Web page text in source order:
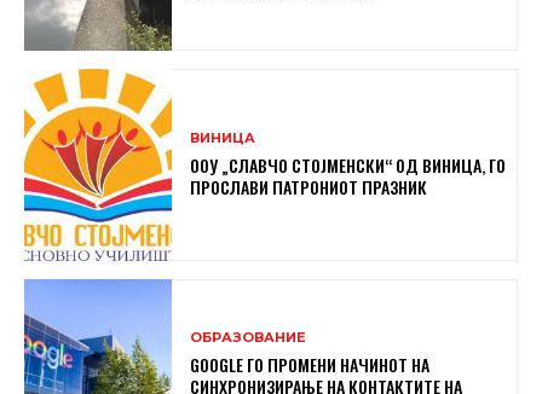
ВИНИЦА
ООУ „СЛАВЧО СТОЈМЕНСКИ“ ОД ВИНИЦА, ГО
ПРОСЛАВИ ПАТРОНИОТ ПРАЗНИК
ОБРАЗОВАНИЕ
GOOGLE ГО ПРОМЕНИ НАЧИНОТ НА
СИНХРОНИЗИРАЊЕ НА КОНТАКТИТЕ НА